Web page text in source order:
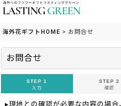
海外花ギフトHOME > お問合せ
お問合せ
STEP 1
入力
STEP 2
確認
▸現地との確認が必要な内容の場